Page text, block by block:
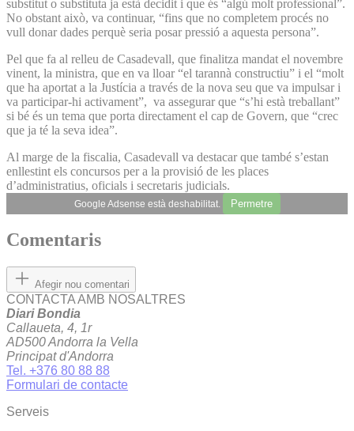
substitut o substituta ja està decidit i que és “algú molt professional”.
No obstant això, va continuar, “fins que no completem procés no
vull donar dades perquè seria posar pressió a aquesta persona”.
Pel que fa al relleu de Casadevall, que finalitza mandat el novembre
vinent, la ministra, que en va lloar “el tarannà constructiu” i el “molt
que ha aportat a la Justícia a través de la nova seu que va impulsar i
va participar-hi activament”, va assegurar que “s’hi està treballant”
si bé és un tema que porta directament el cap de Govern, que “crec
que ja té la seva idea”.
Al marge de la fiscalia, Casadevall va destacar que també s’estan
enllestint els concursos per a la provisió de les places
d’administratius, oficials i secretaris judicials.
Google Adsense està deshabilitat. Permetre
Comentaris
Afegir nou comentari
CONTACTA AMB NOSALTRES
Diari Bondia
Callaueta, 4, 1r
AD500 Andorra la Vella
Principat d'Andorra
Tel. +376 80 88 88
Formulari de contacte
Serveis